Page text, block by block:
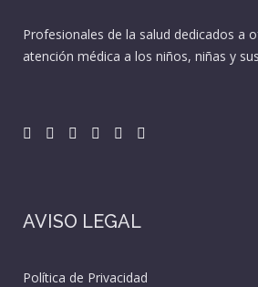
Profesionales de la salud dedicados a
atención médica a los niños, niñas y
AVISO LEGAL
Política de Privacidad